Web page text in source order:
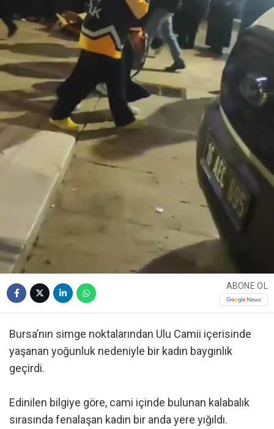
ABONE OL
Bursa’nın simge noktalarından Ulu Camii içerisinde
yaşanan yoğunluk nedeniyle bir kadın baygınlık
geçirdi.
Edinilen bilgiye göre, cami içinde bulunan kalabalık
sırasında fenalaşan kadın bir anda yere yığıldı.